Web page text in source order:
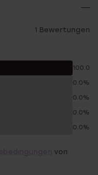
1 Bewertungen
100.0%
0.0%
0.0%
0.0%
0.0%
von